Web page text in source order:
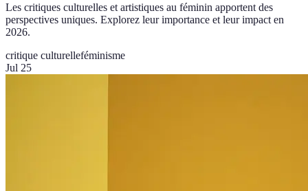
Les critiques culturelles et artistiques au féminin apportent des
perspectives uniques. Explorez leur importance et leur impact en
2026.
critique culturelleféminisme
Jul 25